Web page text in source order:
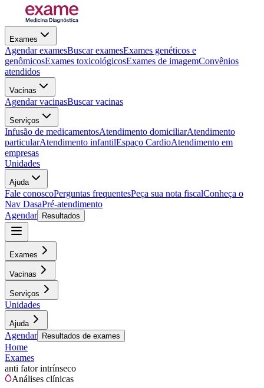
Exames
Agendar examesBuscar examesExames genéticos e
genômicosExames toxicológicosExames de imagemConvênios
atendidos
Vacinas
Agendar vacinasBuscar vacinas
Serviços
Infusão de medicamentosAtendimento domiciliarAtendimento
particularAtendimento infantilEspaço CardioAtendimento em
empresas
Unidades
Ajuda
Fale conoscoPerguntas frequentesPeça sua nota fiscalConheça o
Nav DasaPré-atendimento
Agendar
Resultados
Exames
Vacinas
Serviços
Unidades
Ajuda
Agendar Resultados de exames
Home
Exames
anti fator intrínseco
Análises clínicas